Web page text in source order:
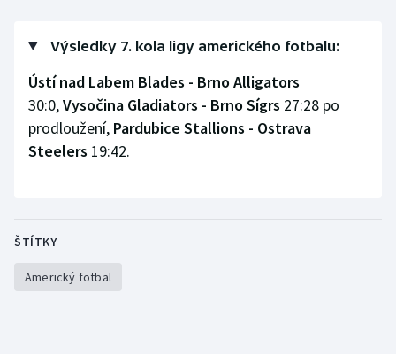
Výsledky 7. kola ligy amerického fotbalu:
Ústí nad Labem Blades - Brno Alligators
30:0,Vysočina Gladiators - Brno Sígrs 27:28 po
prodloužení, Pardubice Stallions - Ostrava
Steelers 19:42.
ŠTÍTKY
Americký fotbal